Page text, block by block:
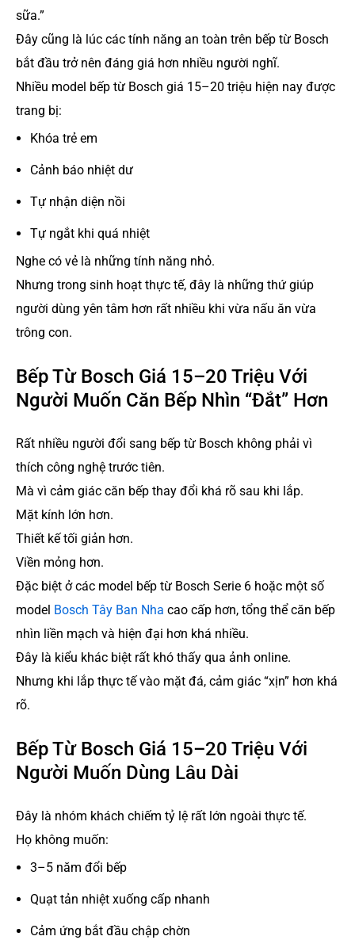
sữa.”
Đây cũng là lúc các tính năng an toàn trên bếp từ Bosch
bắt đầu trở nên đáng giá hơn nhiều người nghĩ.
Nhiều model bếp từ Bosch giá 15–20 triệu hiện nay được
trang bị:
Khóa trẻ em
Cảnh báo nhiệt dư
Tự nhận diện nồi
Tự ngắt khi quá nhiệt
Nghe có vẻ là những tính năng nhỏ.
Nhưng trong sinh hoạt thực tế, đây là những thứ giúp
người dùng yên tâm hơn rất nhiều khi vừa nấu ăn vừa
trông con.
Bếp Từ Bosch Giá 15–20 Triệu Với
Người Muốn Căn Bếp Nhìn “Đắt” Hơn
Rất nhiều người đổi sang bếp từ Bosch không phải vì
thích công nghệ trước tiên.
Mà vì cảm giác căn bếp thay đổi khá rõ sau khi lắp.
Mặt kính lớn hơn.
Thiết kế tối giản hơn.
Viền mỏng hơn.
Đặc biệt ở các model bếp từ Bosch Serie 6 hoặc một số
model Bosch Tây Ban Nha cao cấp hơn, tổng thể căn bếp
nhìn liền mạch và hiện đại hơn khá nhiều.
Đây là kiểu khác biệt rất khó thấy qua ảnh online.
Nhưng khi lắp thực tế vào mặt đá, cảm giác “xịn” hơn khá
rõ.
Bếp Từ Bosch Giá 15–20 Triệu Với
Người Muốn Dùng Lâu Dài
Đây là nhóm khách chiếm tỷ lệ rất lớn ngoài thực tế.
Họ không muốn:
3–5 năm đổi bếp
Quạt tản nhiệt xuống cấp nhanh
Cảm ứng bắt đầu chập chờn